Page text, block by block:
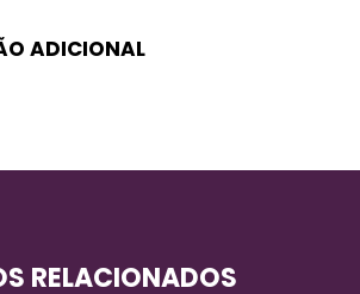
ADICIONAL
RELACIONADOS